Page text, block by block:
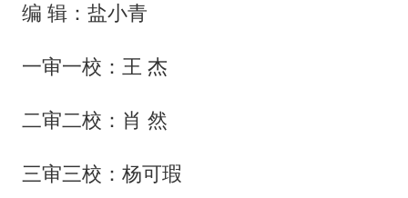
编 辑：盐小青
一审一校：王 杰
二审二校：肖 然
三审三校：杨可瑕